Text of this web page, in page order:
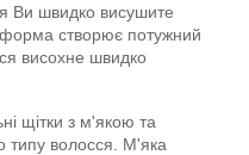
Ви швидко висушите
створює потужний
висохне швидко
щітки з м'якою та
типу волосся. М'яка